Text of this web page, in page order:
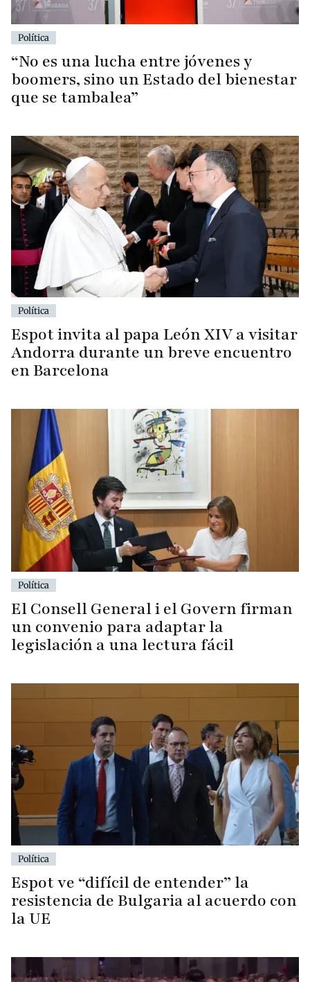
Política
“No es una lucha entre jóvenes y
boomers, sino un Estado del bienestar
que se tambalea”
Política
Espot invita al papa León XIV a visitar
Andorra durante un breve encuentro
en Barcelona
Política
El Consell General i el Govern firman
un convenio para adaptar la
legislación a una lectura fácil
Política
Espot ve “difícil de entender” la
resistencia de Bulgaria al acuerdo con
la UE